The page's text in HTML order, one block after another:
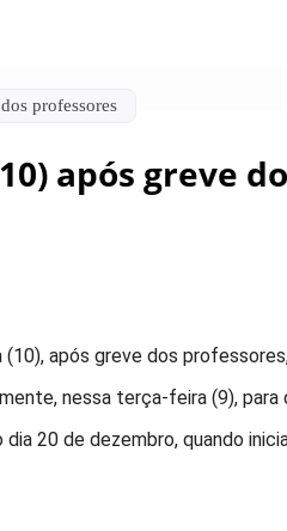
professores
após greve
após greve dos
nessa terça-feira (9),
20 de dezembro, quando